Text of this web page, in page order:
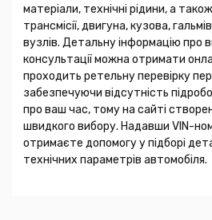
матеріали, технічні рідини, а
трансмісії, двигуна, кузова,
вузлів. Детальну інформацію про
консультації можна отримати
проходить ретельну перевірку
забезпечуючи відсутність
про ваш час, тому на сайті
швидкого вибору. Надавши VIN-
отримаєте допомогу у підборі
технічних параметрів автомобіля.